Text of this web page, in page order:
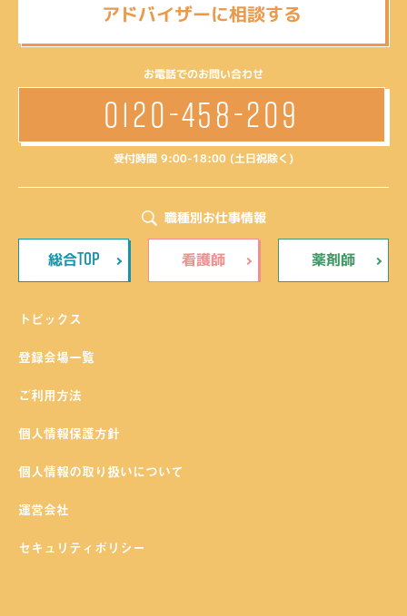
アドバイザーに相談する
お電話でのお問い合わせ
0120-458-209
受付時間 9:00-18:00 (土日祝除く)
職種別お仕事情報
総合TOP 看護師 薬剤師
トピックス
登録会場一覧
ご利用方法
個人情報保護方針
個人情報の取り扱いについて
運営会社
セキュリティポリシー